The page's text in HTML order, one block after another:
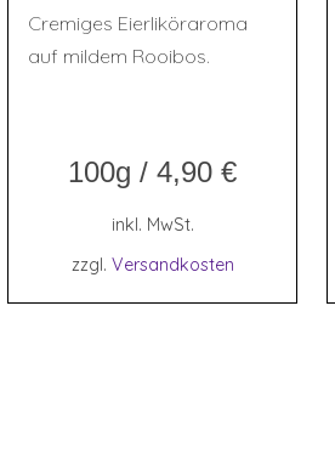
Cremiges Eierliköraroma
auf mildem Rooibos.
100g / 4,90 €
inkl. MwSt.
zzgl. Versandkosten